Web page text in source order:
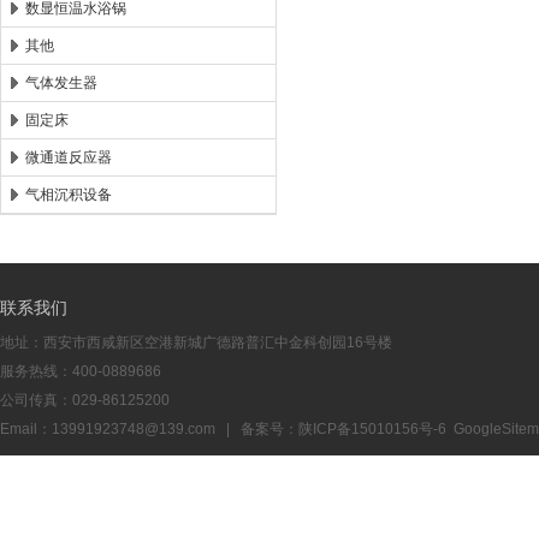
数显恒温水浴锅
其他
气体发生器
固定床
微通道反应器
气相沉积设备
联系我们
地址：西安市西咸新区空港新城广德路普汇中金科创园16号楼
服务热线：400-0889686
公司传真：029-86125200
Email：13991923748@139.com | 备案号： 陕ICP备15010156号-6